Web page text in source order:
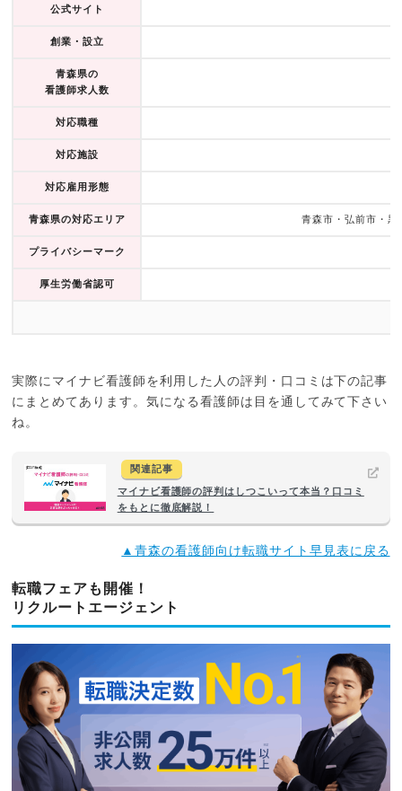
公式サイト
創業・設立
青森県の
看護師求人数
対応職種
対応施設
対応雇用形態
青森県の対応エリア 青森市・弘前市・黒
プライバシーマーク
厚生労働省認可
実際にマイナビ看護師を利用した人の評判・口コミは下の記事
にまとめてあります。気になる看護師は目を通してみて下さい
ね。
関連記事
マイナビ看護師の評判はしつこいって本当？口コミ
をもとに徹底解説！
▲青森の看護師向け転職サイト早見表に戻る
転職フェアも開催！
リクルートエージェント